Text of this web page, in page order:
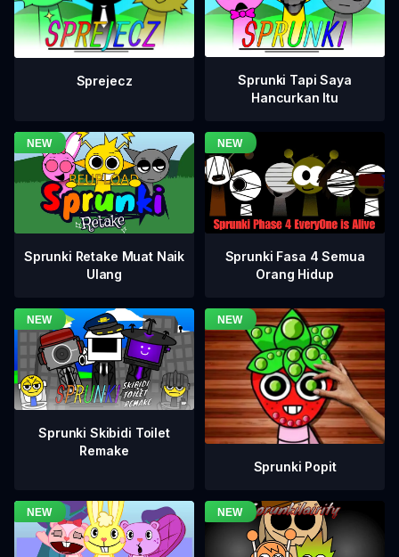
Sprejecz
Sprunki Tapi Saya
Hancurkan Itu
Sprunki Retake Muat Naik
Ulang
Sprunki Fasa 4 Semua
Orang Hidup
Sprunki Skibidi Toilet
Remake
Sprunki Popit